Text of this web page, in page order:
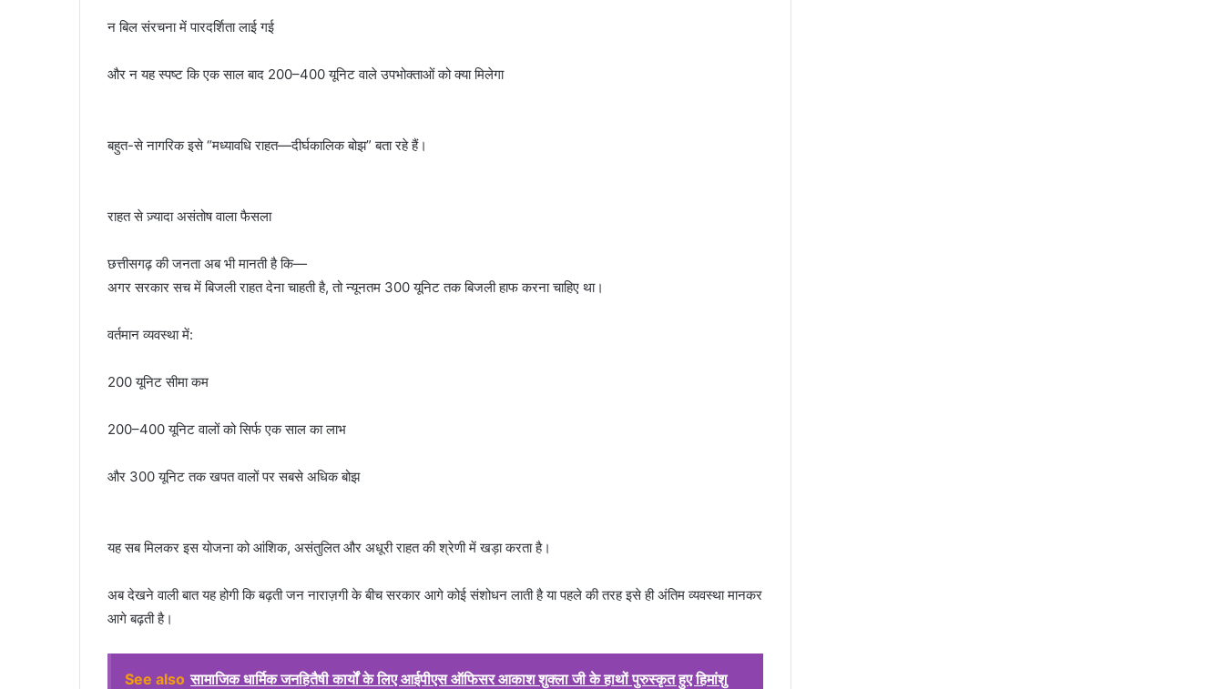
न बिल संरचना में पारदर्शिता लाई गई
और न यह स्पष्ट कि एक साल बाद 200–400 यूनिट वाले उपभोक्ताओं को क्या मिलेगा
बहुत-से नागरिक इसे “मध्यावधि राहत—दीर्घकालिक बोझ” बता रहे हैं।
राहत से ज़्यादा असंतोष वाला फैसला
छत्तीसगढ़ की जनता अब भी मानती है कि—
अगर सरकार सच में बिजली राहत देना चाहती है, तो न्यूनतम 300 यूनिट तक बिजली हाफ करना चाहिए था।
वर्तमान व्यवस्था में:
200 यूनिट सीमा कम
200–400 यूनिट वालों को सिर्फ एक साल का लाभ
और 300 यूनिट तक खपत वालों पर सबसे अधिक बोझ
यह सब मिलकर इस योजना को आंशिक, असंतुलित और अधूरी राहत की श्रेणी में खड़ा करता है।
अब देखने वाली बात यह होगी कि बढ़ती जन नाराज़गी के बीच सरकार आगे कोई संशोधन लाती है या पहले की तरह इसे ही अंतिम व्यवस्था मानकर
आगे बढ़ती है।
See also सामाजिक धार्मिक जनहितैषी कार्यों के लिए आईपीएस ऑफिसर आकाश शुक्ला जी के हाथों पुरुस्कृत हुए हिमांशु